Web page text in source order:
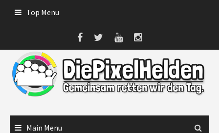
Top Menu
Main Menu